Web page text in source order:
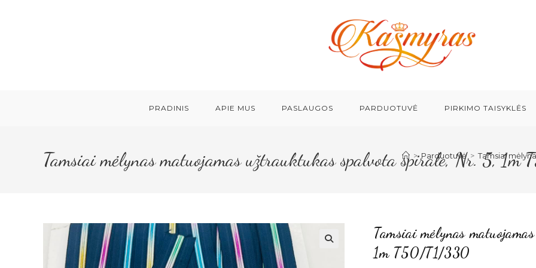
PRADINIS APIE MUS PASLAUGOS PARDUOTUVĖ PIRKIMO TAISYKLĖS
Tamsiai mėlynas matuojamas užtrauktukas spalvota spirale, Nr. 5,
> Parduotuvė > Tamsiai
Tamsiai mėlynas
1m T50/T1/330